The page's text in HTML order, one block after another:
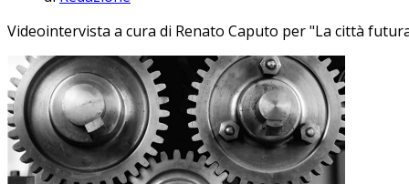
Videointervista a cura di Renato Caputo per "La città